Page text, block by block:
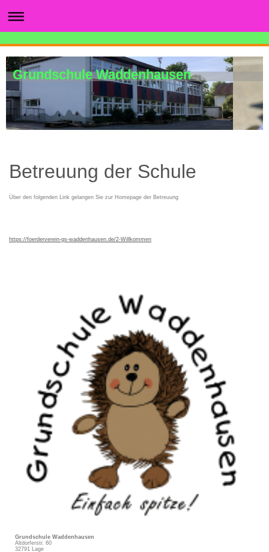
Grundschule Waddenhausen
Betreuung der Schule
Über den folgenden Link gelangen Sie zur Homepage der Betreuung
https://foerderverein-gs-waddenhausen.de/2-Willkommen
Grundschule Waddenhausen
Altdorferstr. 60
32791
Lage